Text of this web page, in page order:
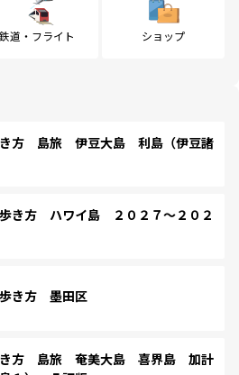
鉄道・フライト ショップ
方 島旅 伊豆大島 利島（伊豆諸
き方 ハワイ島 ２０２７～２０２
き方 墨田区
き方 島旅 奄美大島 喜界島 加計